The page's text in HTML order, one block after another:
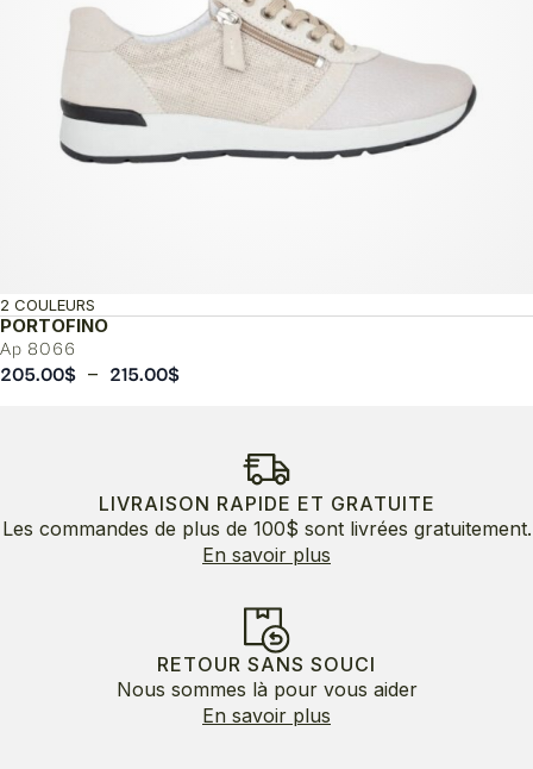
PORTOFINO
Ap 8066
2 COULEURS
205.00$ – 215.00$Plage
205.00$
215.00$
LIVRAISON RAPIDE ET GRATUITE
Les commandes de plus de 100$ sont livrées gratuitement.
En savoir plus
RETOUR SANS SOUCI
Nous sommes là pour vous aider
En savoir plus